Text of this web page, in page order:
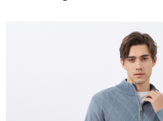
每筆NT$60，滿NT$1,200(含以上)免運費
每筆NT$80，滿NT$1,200(含以上)免運費
每筆NT$80，滿NT$1,200(含以上)免運費